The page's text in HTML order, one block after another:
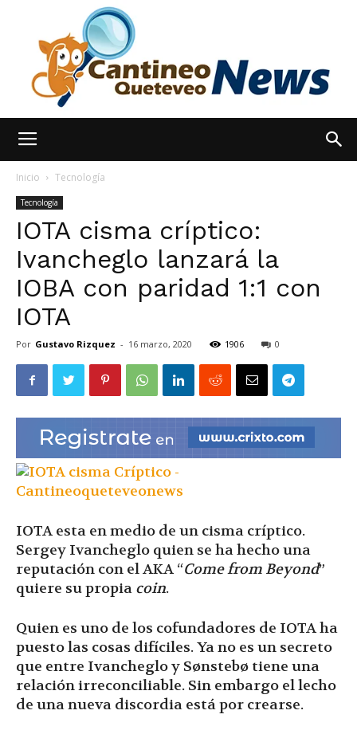
Noticias
hoy
|
Ultima
Inicio Tecnología
Tecnología
IOTA cisma críptico:
Ivancheglo lanzará la
IOBA con paridad 1:1 con
IOTA
Por Gustavo Rizquez - 16 marzo, 2020 1906 0
IOTA esta en medio de un cisma críptico.
Sergey Ivancheglo quien se ha hecho una
reputación con el AKA “Come from Beyond”
quiere su propia coin.
Quien es uno de los cofundadores de IOTA ha
puesto las cosas difíciles. Ya no es un secreto
que entre Ivancheglo y Sønstebø tiene una
relación irreconciliable. Sin embargo el lecho
de una nueva discordia está por crearse.